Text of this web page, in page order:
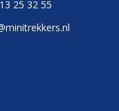
25 32 55